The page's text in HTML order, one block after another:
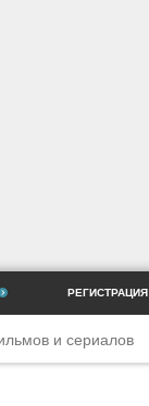
РЕГИСТРАЦИЯ